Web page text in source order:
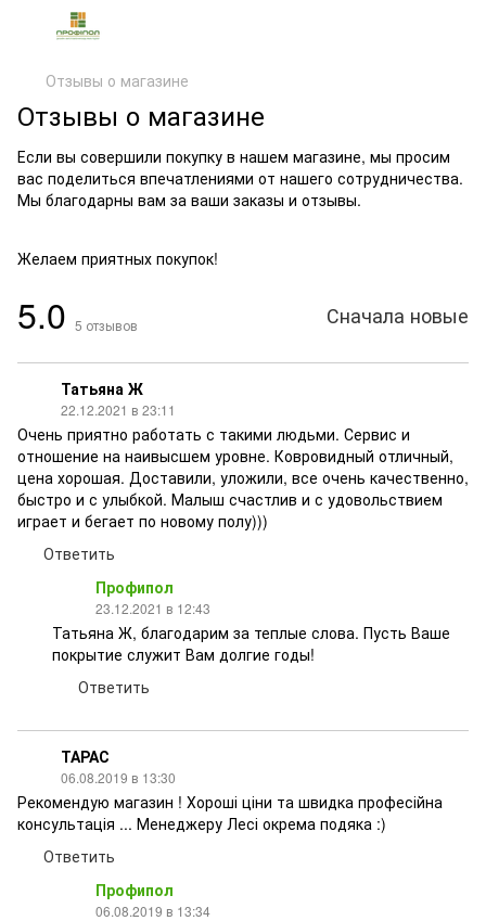
Отзывы о магазине
Отзывы о магазине
Если вы совершили покупку в нашем магазине, мы просим
вас поделиться впечатлениями от нашего сотрудничества.
Мы благодарны вам за ваши заказы и отзывы.
Желаем приятных покупок!
5.0 5 отзывов Сначала новые
Татьяна Ж
22.12.2021 в 23:11
Очень приятно работать с такими людьми. Сервис и
отношение на наивысшем уровне. Ковровидный отличный,
цена хорошая. Доставили, уложили, все очень качественно,
быстро и с улыбкой. Малыш счастлив и с удовольствием
играет и бегает по новому полу)))
Ответить
Профипол
23.12.2021 в 12:43
Татьяна Ж, благодарим за теплые слова. Пусть Ваше
покрытие служит Вам долгие годы!
Ответить
ТАРАС
06.08.2019 в 13:30
Рекомендую магазин ! Хороші ціни та швидка професійна
консультація ... Менеджеру Лесі окрема подяка :)
Ответить
Профипол
06.08.2019 в 13:34